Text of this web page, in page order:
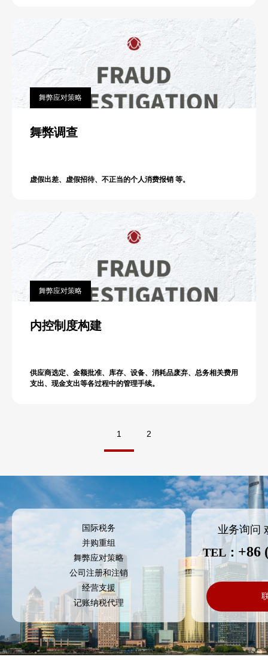
舞弊应对策略
舞弊调查
虚假出差、虚假招待、不正当的个人消费报销 等。
舞弊应对策略
内控制度构建
供应商选定、金额批准、库存、设备、消耗品废弃、总务相关费用
支出、现金支出等各过程中的管理手续。
1 2
国际税务
并购重组
舞弊应对策略
公司注册和注销
经营支援
记账纳税代理
业务询问
TEL： +86